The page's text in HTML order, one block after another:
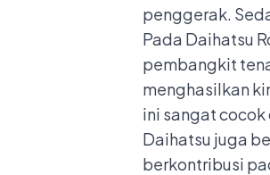
penggerak.
Pada Daihatsu
pembangkit
menghasilkan
ini sangat
Daihatsu juga
berkontribusi